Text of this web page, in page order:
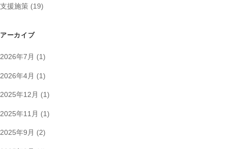
支援施策 (19)
アーカイブ
2026年7月 (1)
2026年4月 (1)
2025年12月 (1)
2025年11月 (1)
2025年9月 (2)